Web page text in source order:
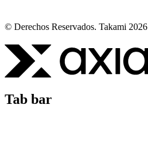
© Derechos Reservados. Takami 2026
Tab bar